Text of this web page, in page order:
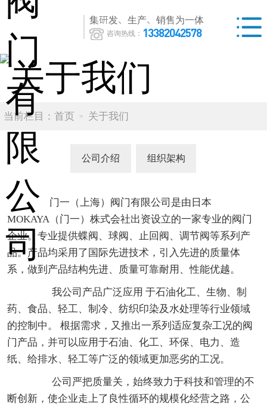
集研发、生产、销售为一体
咨询热线： 13382042578
当前栏目： 首页 关于我们
公司介绍 组织架构
门一（上海）阀门有限公司是由日本
MOKAYA（门一）株式会社出资设立的一家专业的阀门
企业。专业提供蝶阀、球阀、止回阀、调节阀等系列产
品。产品均采用了国际先进技术，引入先进的质量体
系，做到产品结构先进、质量可靠耐用、性能优越。
我公司产品广泛应用 于石油化工、生物、制
药、食品、轻工、制冷、纺织印染及水处理等行业领域
的控制中。 根据需求，又推出一系列适应复杂工况的阀
门产品，并可以应用于石油、化工、环保、电力、造
纸、给排水、轻工等广泛的领域更加恶劣的工况。
公司严把质量关，始终致力于科技和管理的不
断创新，使企业走上了良性循环的规模化经营之路，公